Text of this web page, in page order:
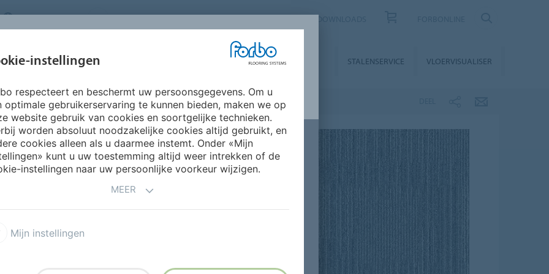
NETHERLANDS
SEGMENTEN
INSPIRATIE &
REFERENTIES
DUURZAAMHEID
INSTALLATIE &
ONDERHOUD
STALENSERVICE VLOERVISUALISER
Tessera Inline
met een lineaire
Ontwikkeld voor
waar uitstraling
instellingen
respecteert en beschermt uw persoonsgegevens. Om u
optimale gebruikerservaring te kunnen bieden, maken we op
website gebruik van cookies en soortgelijke technieken.
worden absoluut noodzakelijke cookies altijd gebruikt, en
cookies alleen als u daarmee instemt. Onder «Mijn
kunt u uw toestemming altijd weer intrekken of de
instellingen naar uw persoonlijke voorkeur wijzigen.
MEER
Mijn instellingen